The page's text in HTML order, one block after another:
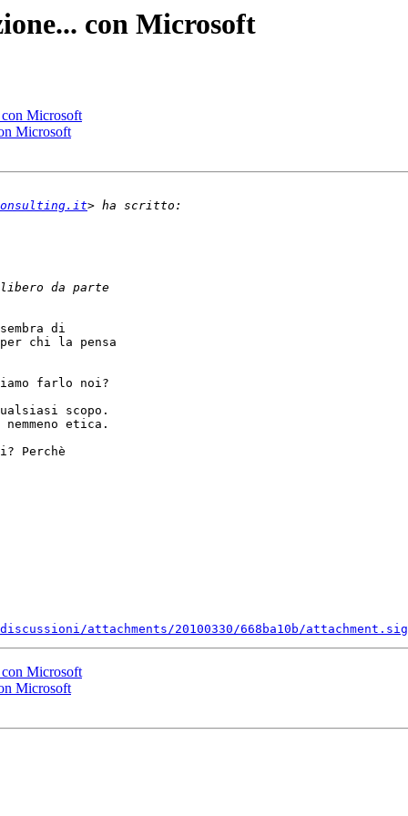
con Microsoft
Microsoft
Microsoft
di
chi la pensa
farlo noi?
scopo.
etica.
Perchè
attachments/20100330/668ba10b/attachment.sig
Microsoft
Microsoft